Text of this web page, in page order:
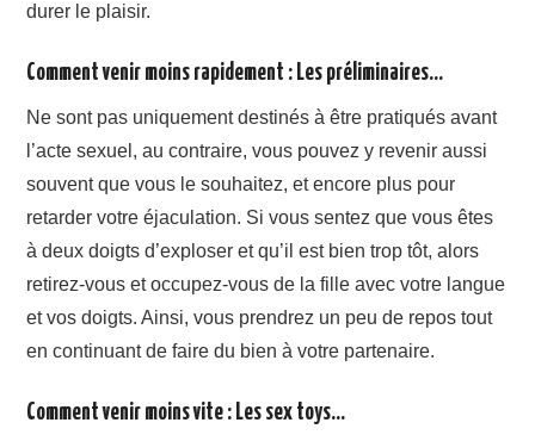
durer le plaisir.
Comment venir moins rapidement : Les préliminaires…
Ne sont pas uniquement destinés à être pratiqués avant
l’acte sexuel, au contraire, vous pouvez y revenir aussi
souvent que vous le souhaitez, et encore plus pour
retarder votre éjaculation. Si vous sentez que vous êtes
à deux doigts d’exploser et qu’il est bien trop tôt, alors
retirez-vous et occupez-vous de la fille avec votre langue
et vos doigts. Ainsi, vous prendrez un peu de repos tout
en continuant de faire du bien à votre partenaire.
Comment venir moins vite : Les sex toys…